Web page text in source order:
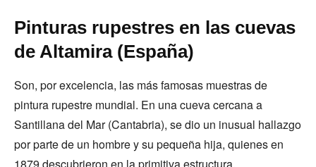
Pinturas rupestres en las cuevas
de Altamira (España)
Son, por excelencia, las más famosas muestras de
pintura rupestre mundial. En una cueva cercana a
Santillana del Mar (Cantabria), se dio un inusual hallazgo
por parte de un hombre y su pequeña hija, quienes en